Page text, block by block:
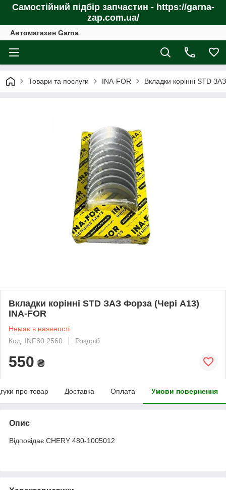
Самостійний підбір запчастин - https://garna-
zap.com.ua/
Автомагазин Garna
Товари та послуги INA-FOR Вкладки корінні STD
Вкладки корінні STD ЗАЗ Форза (Чері А13)
INA-FOR
Немає в наявності
Код: INF80.2560
Роздріб
550 ₴
про товар Доставка Оплата Умови повернення
Опис
Відповідає CHERY 480-1005012